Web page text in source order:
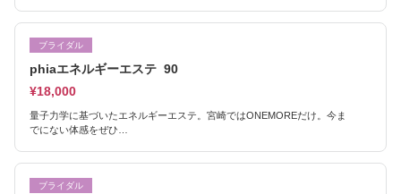
ブライダル
phiaエネルギーエステ 90
¥18,000
量子力学に基づいたエネルギーエステ。宮崎ではONEMOREだけ。今ま
でにない体感をぜひ…
ブライダル